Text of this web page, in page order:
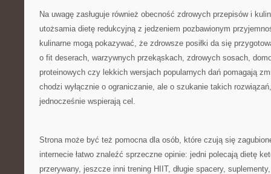
Na uwagę zasługuje również obecność zdrowych przepisów i
utożsamia dietę redukcyjną z jedzeniem pozbawionym
kulinarne mogą pokazywać, że zdrowsze posiłki da się
o fit deserach, warzywnych przekąskach, zdrowych sosach,
proteinowych czy lekkich wersjach popularnych dań pomagają
chodzi wyłącznie o ograniczanie, ale o szukanie takich
jednocześnie wspierają cel.
Strona może być też pomocna dla osób, które czują się
internecie łatwo znaleźć sprzeczne opinie: jedni polecają dietę
przerywany, jeszcze inni trening HIIT, długie spacery,